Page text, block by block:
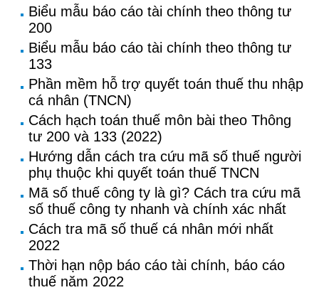
Biểu mẫu báo cáo tài chính theo thông tư
200
Biểu mẫu báo cáo tài chính theo thông tư
133
Phần mềm hỗ trợ quyết toán thuế thu nhập
cá nhân (TNCN)
Cách hạch toán thuế môn bài theo Thông
tư 200 và 133 (2022)
Hướng dẫn cách tra cứu mã số thuế người
phụ thuộc khi quyết toán thuế TNCN
Mã số thuế công ty là gì? Cách tra cứu mã
số thuế công ty nhanh và chính xác nhất
Cách tra mã số thuế cá nhân mới nhất
2022
Thời hạn nộp báo cáo tài chính, báo cáo
thuế năm 2022